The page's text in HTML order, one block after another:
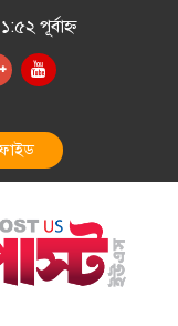
পূর্বাহ্ন